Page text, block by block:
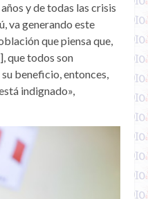
y de todas las crisis
va generando este
que piensa que,
que todos son
beneficio, entonces,
indignado»,